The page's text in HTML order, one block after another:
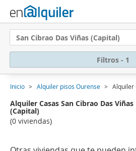
San Cibrao Das Viñas (Capital)
Filtros - 1
Inicio Alquiler pisos Ourense Alquiler
Alquiler Casas San Cibrao Das Viñas
(Capital)
(0 viviendas)